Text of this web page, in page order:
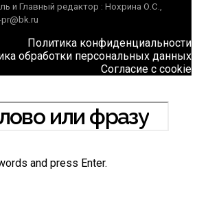
и Главный редактор : Нохрина О.С.,
Политика конфиденциальности
обработки персональных данных
Согласие с cookie
and press Enter.